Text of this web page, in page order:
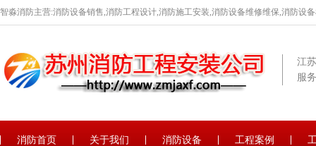
智淼消防主营:消防设备销售,消防工程设计,消防施工安装,消防设备维修维保,消防设
江
服
消防首页 关于我们 消防设备 工程案例